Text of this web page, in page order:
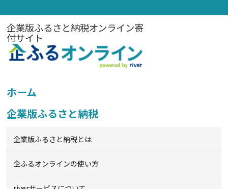
企業版ふるさと納税オンライン寄
付サイト
ホーム
企業版ふるさと納税
企業版ふるさと納税とは
企ふるオンラインの使い方